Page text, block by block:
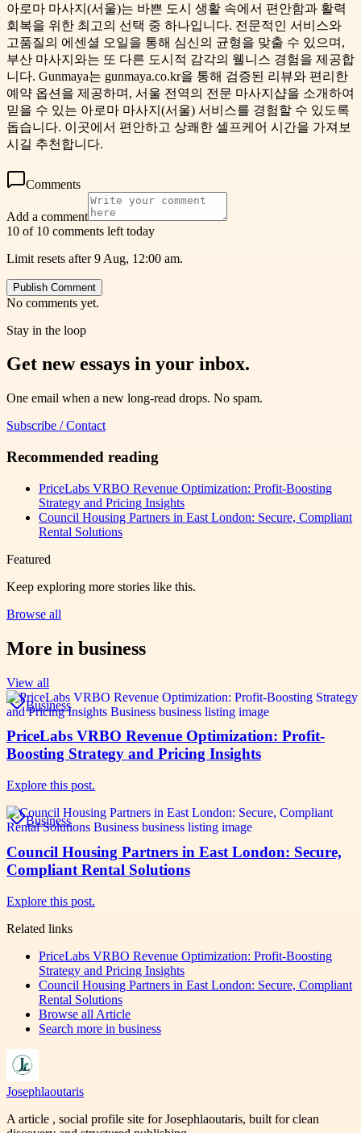
아로마 마사지(서울)는 바쁜 도시 생활 속에서 편안함과 활력
회복을 위한 최고의 선택 중 하나입니다. 전문적인 서비스와
고품질의 에센셜 오일을 통해 심신의 균형을 맞출 수 있으며,
부산 마사지와는 또 다른 도시적 감각의 웰니스 경험을 제공합
니다. Gunmaya는 gunmaya.co.kr을 통해 검증된 리뷰와 편리한
예약 옵션을 제공하며, 서울 전역의 전문 마사지샵을 소개하여
믿을 수 있는 아로마 마사지(서울) 서비스를 경험할 수 있도록
돕습니다. 이곳에서 편안하고 상쾌한 셀프케어 시간을 가져보
시길 추천합니다.
Comments
Add a comment
10 of 10 comments left today
Limit resets after 9 Aug, 12:00 am.
Publish Comment
No comments yet.
Stay in the loop
Get new essays in your inbox.
One email when a new long-read drops. No spam.
Subscribe / Contact
Recommended reading
PriceLabs VRBO Revenue Optimization: Profit-Boosting
Strategy and Pricing Insights
Council Housing Partners in East London: Secure, Compliant
Rental Solutions
Featured
Keep exploring more stories like this.
Browse all
More in business
View all
Business
PriceLabs VRBO Revenue Optimization: Profit-
Boosting Strategy and Pricing Insights
Explore this post.
Business
Council Housing Partners in East London: Secure,
Compliant Rental Solutions
Explore this post.
Related links
PriceLabs VRBO Revenue Optimization: Profit-Boosting
Strategy and Pricing Insights
Council Housing Partners in East London: Secure, Compliant
Rental Solutions
Browse all Article
Search more in business
Josephlaoutaris
A article , social profile site for Josephlaoutaris, built for clean